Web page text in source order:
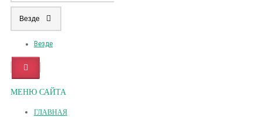
Везде
Везде
МЕНЮ САЙТА
ГЛАВНАЯ